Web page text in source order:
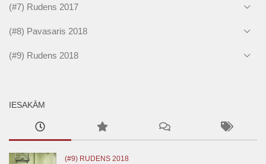
(#7) Rudens 2017
(#8) Pavasaris 2018
(#9) Rudens 2018
IESAKĀM
(#9) RUDENS 2018